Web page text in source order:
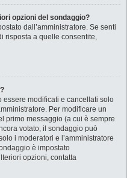
opzioni del sondaggio?
dall’amministratore. Se senti
risposta a quelle consentite,
modificati e cancellati solo
Per modificare un
primo messaggio (a cui è sempre
votato, il sondaggio può
i moderatori e l’amministratore
è impostato
opzioni, contatta